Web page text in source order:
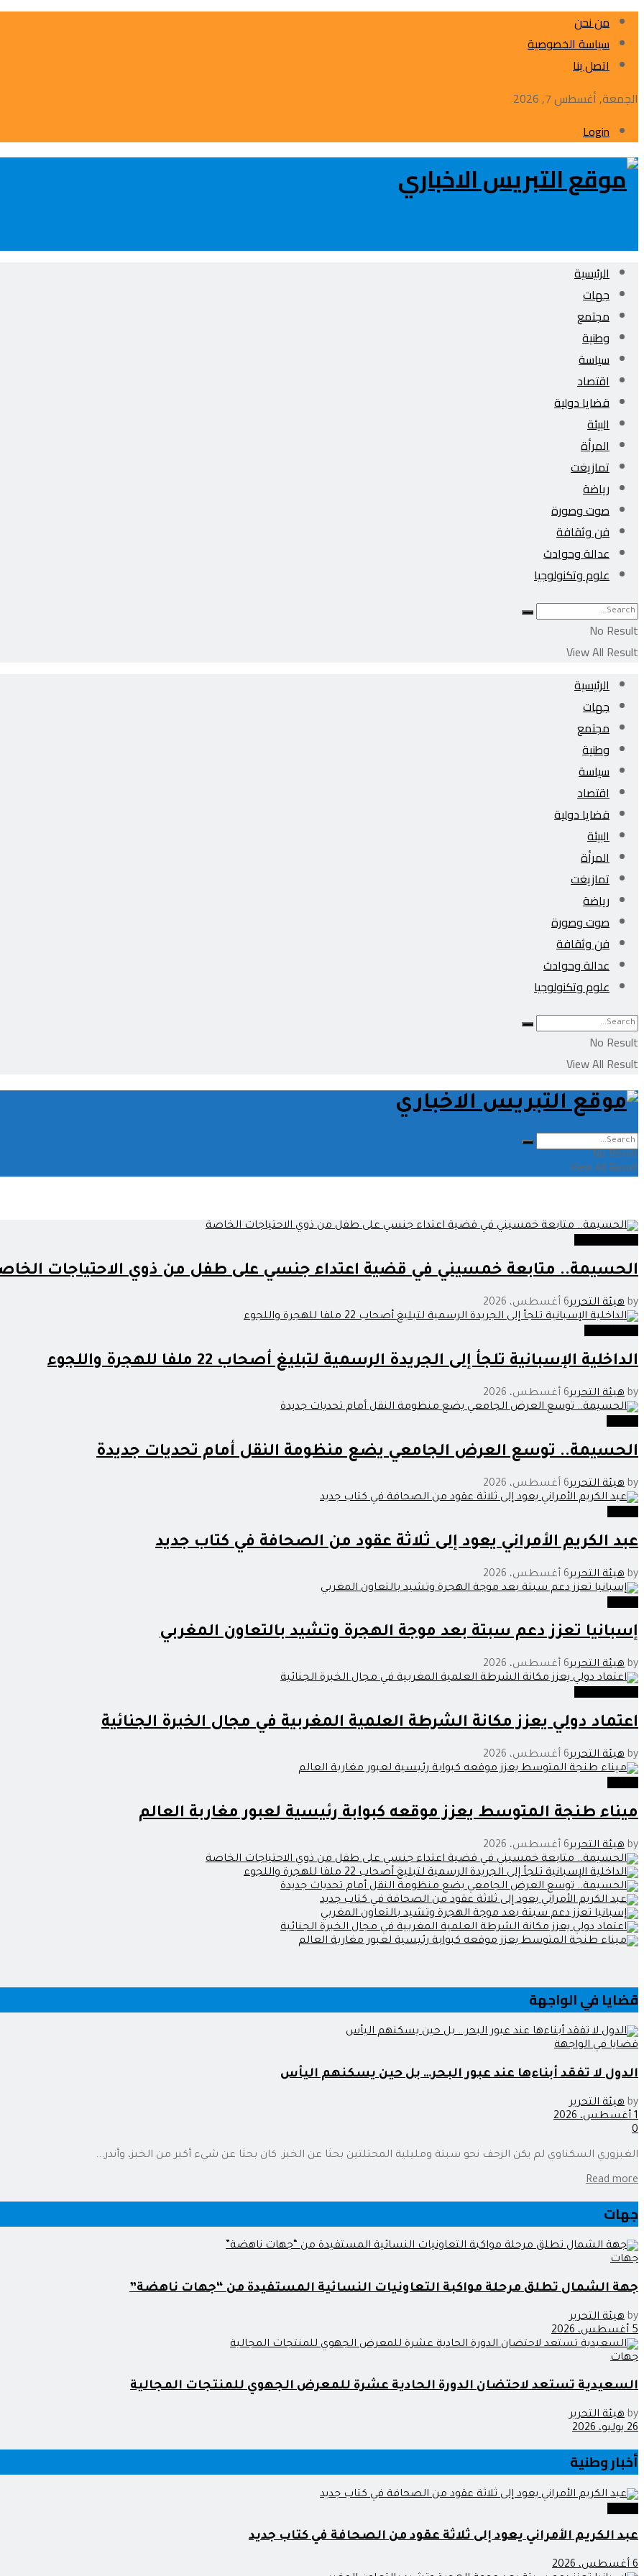
من نحن
سياسة الخصوصية
اتصل بنا
الجمعة, أغسطس 7, 2026
Login
الرئيسية
جهات
مجتمع
وطنية
سياسة
اقتصاد
قضايا دولية
البيئة
المرأة
تمازيغت
رياضة
صوت وصورة
فن وثقافة
عدالة وحوادث
علوم وتكنولوجيا
No Result
View All Result
الرئيسية
جهات
مجتمع
وطنية
سياسة
اقتصاد
قضايا دولية
البيئة
المرأة
تمازيغت
رياضة
صوت وصورة
فن وثقافة
عدالة وحوادث
علوم وتكنولوجيا
No Result
View All Result
No Result
View All Result
الحسيمة.. متابعة خمسيني في قضية اعتداء جنسي على طفل من ذوي الاحتياجات
by هيئة التحرير6 أغسطس، 2026
الداخلية الإسبانية تلجأ إلى الجريدة الرسمية لتبليغ أصحاب 22 ملفا للهجرة واللجوء
by هيئة التحرير6 أغسطس، 2026
الحسيمة.. توسع العرض الجامعي يضع منظومة النقل أمام تحديات جديدة
by هيئة التحرير6 أغسطس، 2026
عبد الكريم الأمراني يعود إلى ثلاثة عقود من الصحافة في كتاب جديد
by هيئة التحرير6 أغسطس، 2026
إسبانيا تعزز دعم سبتة بعد موجة الهجرة وتشيد بالتعاون المغربي
by هيئة التحرير6 أغسطس، 2026
اعتماد دولي يعزز مكانة الشرطة العلمية المغربية في مجال الخبرة الجنائية
by هيئة التحرير6 أغسطس، 2026
ميناء طنجة المتوسط يعزز موقعه كبوابة رئيسية لعبور مغاربة العالم
by هيئة التحرير6 أغسطس، 2026
قضايا في الواجهة
قضايا في الواجهة
الدول لا تفقد أبناءها عند عبور البحر… بل حين يسكنهم اليأس
by هيئة التحرير
1 أغسطس، 2026
0
الغبزوري السكناوي لم يكن الزحف نحو سبتة ومليلية المحتلتين بحثا عن الخبز. كان بحثا عن شيء أكبر من الخبز، وأندر...
Read more
جهات
جهات
جهة الشمال تطلق مرحلة مواكبة التعاونيات النسائية المستفيدة من “جهات ناهضة”
by هيئة التحرير
5 أغسطس، 2026
جهات
السعيدية تستعد لاحتضان الدورة الحادية عشرة للمعرض الجهوي للمنتجات المجالية
by هيئة التحرير
26 يوليو، 2026
أخبار وطنية
عبد الكريم الأمراني يعود إلى ثلاثة عقود من الصحافة في كتاب جديد
6 أغسطس، 2026